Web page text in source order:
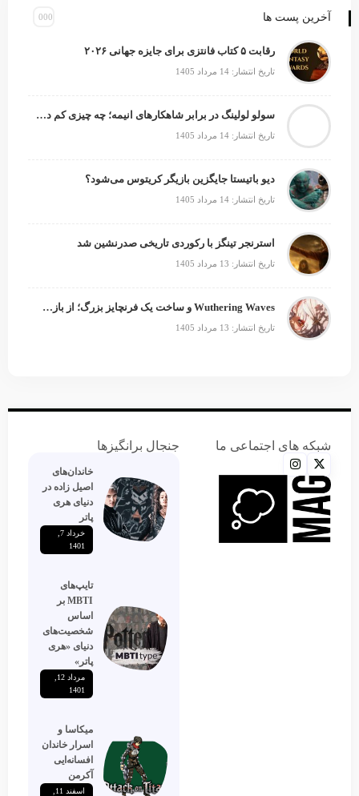
آخرین پست ها
رقابت ۵ کتاب فانتزی برای جایزه جهانی ۲۰۲۶
تاریخ انتشار: 14 مرداد 1405
سولو لولینگ در برابر شاهکارهای انیمه؛ چه چیزی کم دارد؟
تاریخ انتشار: 14 مرداد 1405
دیو باتیستا جایگزین بازیگر کریتوس می‌شود؟
تاریخ انتشار: 14 مرداد 1405
استرنجر تینگز با رکوردی تاریخی صدرنشین شد
تاریخ انتشار: 13 مرداد 1405
Wuthering Waves و ساخت یک فرنچایز بزرگ؛ از بازی تا انیمه
تاریخ انتشار: 13 مرداد 1405
شبکه های اجتماعی ما جنجال برانگیزها
خاندان‌های
اصیل زاده‌ در
دنیای هری
پاتر
1401
تایپ‌های
MBTI بر
اساس
شخصیت‌های
دنیای «هری
پاتر»
1401
میکاسا و
اسرار خاندان
افسانه‌ایی
آکرمن